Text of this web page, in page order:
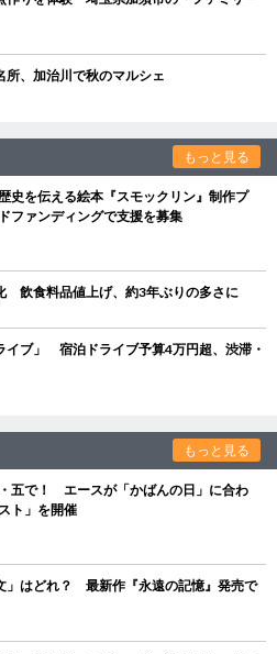
、加治川で秋のマルシェ
もっと見る
史を伝える絵本『スモックリン』制作プ
ファンディングで支援を募集
飲食料品値上げ、約3年ぶりの多さに
イブ」 宿泊ドライブ予算4万円超、渋滞・
もっと見る
五で！ エースが「かばんの日」に合わ
ト」を開催
」はどれ？ 最新作『永遠の記憶』発売で